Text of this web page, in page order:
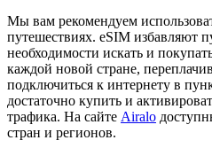
Мы вам рекомендуем
путешествиях. eSIM избавляют
необходимости искать и
каждой новой стране,
подключиться к интернету в
достаточно купить и
трафика. На сайте Airalo
стран и регионов.